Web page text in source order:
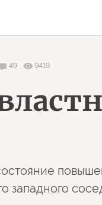
49 9419
западного